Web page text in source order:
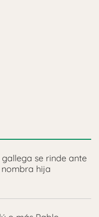
se rinde ante
hija